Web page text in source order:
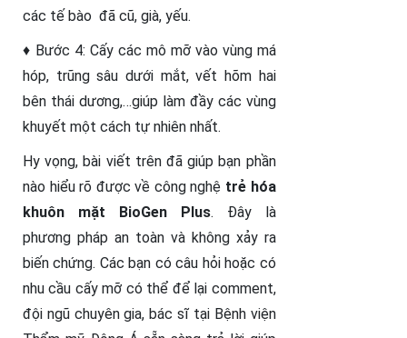
các tế bào đã cũ, già, yếu.
♦ Bước 4: Cấy các mô mỡ vào vùng má
hóp, trũng sâu dưới mắt, vết hõm hai
bên thái dương,…giúp làm đầy các vùng
khuyết một cách tự nhiên nhất.
Hy vọng, bài viết trên đã giúp bạn phần
nào hiểu rõ được về công nghệ trẻ hóa
khuôn mặt BioGen Plus. Đây là
phương pháp an toàn và không xảy ra
biến chứng. Các bạn có câu hỏi hoặc có
nhu cầu cấy mỡ có thể để lại comment,
đội ngũ chuyên gia, bác sĩ tại Bệnh viện